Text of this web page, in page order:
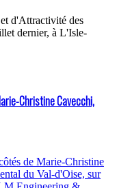
d'Attractivité des
dernier, à L'Isle-
Christine Cavecchi,